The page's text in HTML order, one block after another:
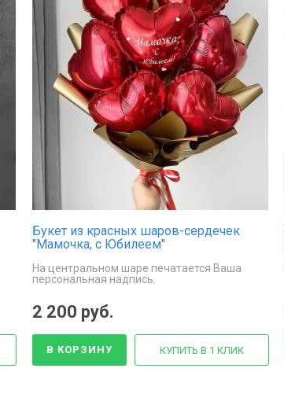
Букет из красных шаров-сердечек
"Мамочка, с Юбилеем"
На центральном шаре печатается Ваша
персональная надпись.
2 200 руб.
В КОРЗИНУ КУПИТЬ В 1 КЛИК